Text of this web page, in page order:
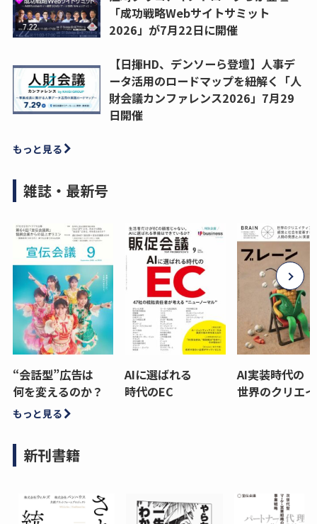
「成功戦略Webサイトサミット
2026」が7月22日に開催
【日揮HD、デンソーら登壇】人事デ
ータ活用のロードマップを紐解く「人
財会議カンファレンス2026」7月29
日開催
もっと見る
雑誌・最新号
“会話型”広告は
何を変えるのか？
AIに選ばれる
時代のEC
AI実装時代の
世界のクリエ
もっと見る
新刊書籍